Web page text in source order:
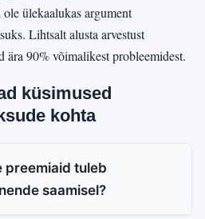
ülekaalukas argument
Lihtsalt alusta arvestust
ära 90% võimalikest probleemidest.
küsimused
kohta
preemiaid tuleb
saamisel?